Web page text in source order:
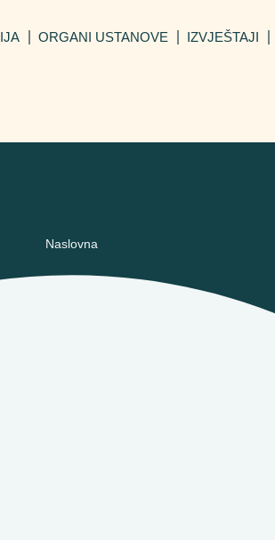
ORGANI USTANOVE IZVJEŠTAJI
Naslovna